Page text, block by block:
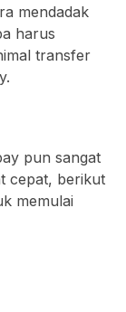
mendadak
harus
transfer
pun sangat
cepat, berikut
memulai